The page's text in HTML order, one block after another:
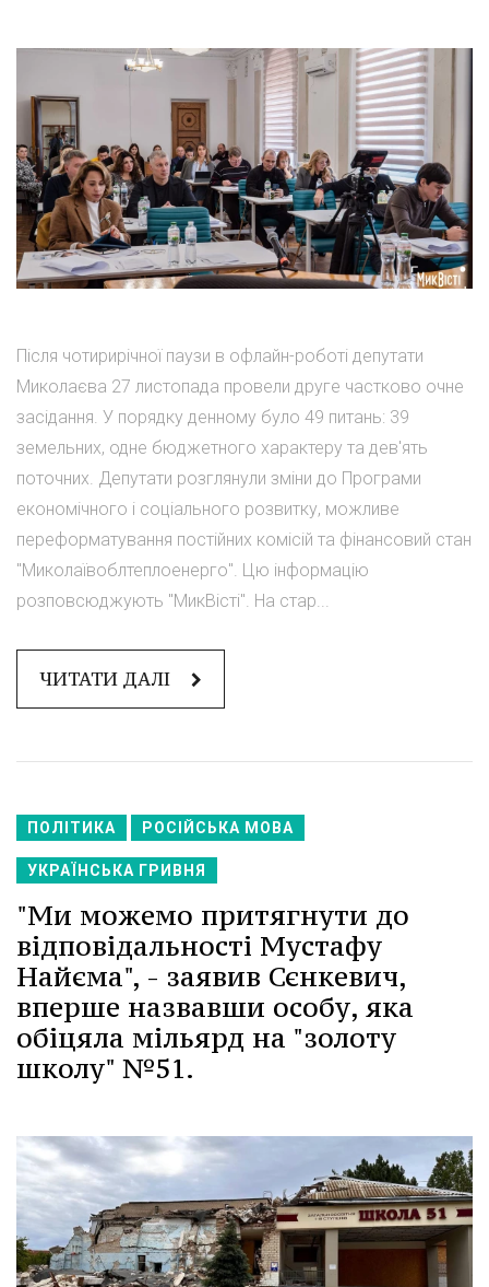
Після чотирирічної паузи в офлайн-роботі депутати
Миколаєва 27 листопада провели друге частково очне
засідання. У порядку денному було 49 питань: 39
земельних, одне бюджетного характеру та дев'ять
поточних. Депутати розглянули зміни до Програми
економічного і соціального розвитку, можливе
переформатування постійних комісій та фінансовий стан
"Миколаївоблтеплоенерго". Цю інформацію
розповсюджують "МикВісті". На стар...
ЧИТАТИ ДАЛІ
ПОЛІТИКА РОСІЙСЬКА МОВА
УКРАЇНСЬКА ГРИВНЯ
"Ми можемо притягнути до
відповідальності Мустафу
Найєма", - заявив Сєнкевич,
вперше назвавши особу, яка
обіцяла мільярд на "золоту
школу" №51.